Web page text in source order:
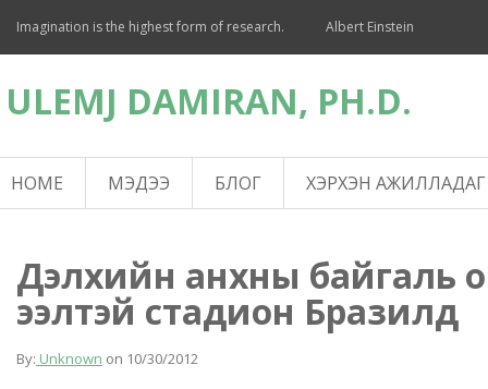
Imagination is the highest form of research. Albert Einstein
ULEMJ DAMIRAN, PH.D.
HOME МЭДЭЭ БЛОГ ХЭРХЭН АЖИЛЛАДАГ
Дэлхийн анхны байгаль
ээлтэй стадион Бразилд
By: Unknown on 10/30/2012